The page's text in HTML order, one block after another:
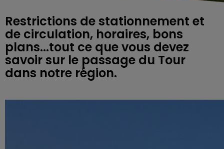
Restrictions de stationnement et
de circulation, horaires, bons
plans...tout ce que vous devez
savoir sur le passage du Tour
dans notre région.